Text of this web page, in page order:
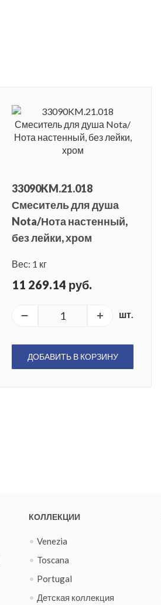
33090KM.21.018
Смеситель для душа
Nota/Нота настенный,
без лейки, хром
Вес: 1 кг
11 269.14 руб.
шт.
ДОБАВИТЬ В КОРЗИНУ
КОЛЛЕКЦИИ
Venezia
Toscana
Portugal
Детская коллекция